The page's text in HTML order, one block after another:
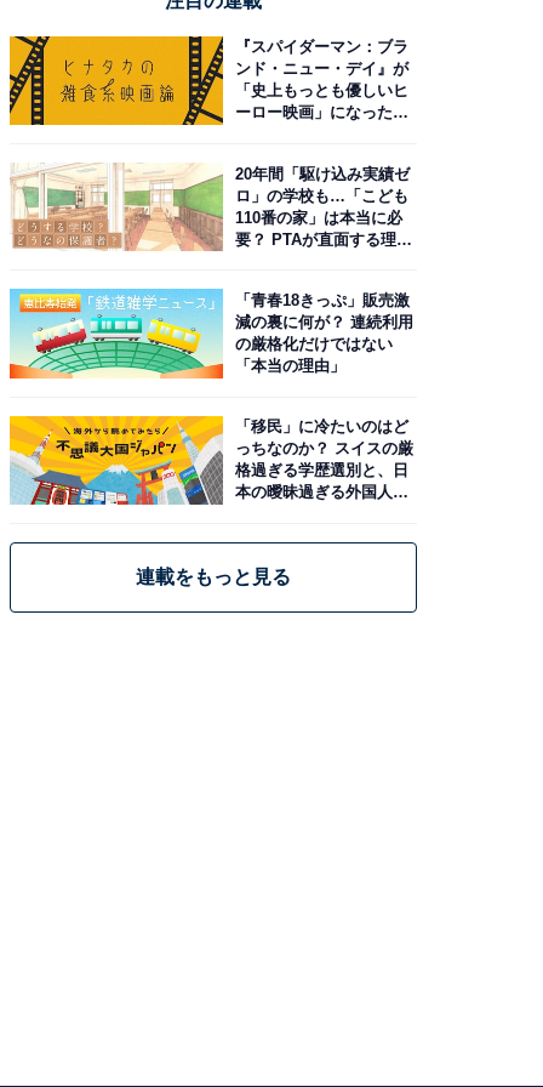
『スパイダーマン：ブラ
ンド・ニュー・デイ』が
「史上もっとも優しいヒ
ーロー映画」になった理
20年間「駆け込み実績ゼ
ロ」の学校も…「こども
110番の家」は本当に必
要？ PTAが直面する理想
「青春18きっぷ」販売激
減の裏に何が？ 連続利用
の厳格化だけではない
「本当の理由」
「移民」に冷たいのはど
っちなのか？ スイスの厳
格過ぎる学歴選別と、日
本の曖昧過ぎる外国人政
連載をもっと見る